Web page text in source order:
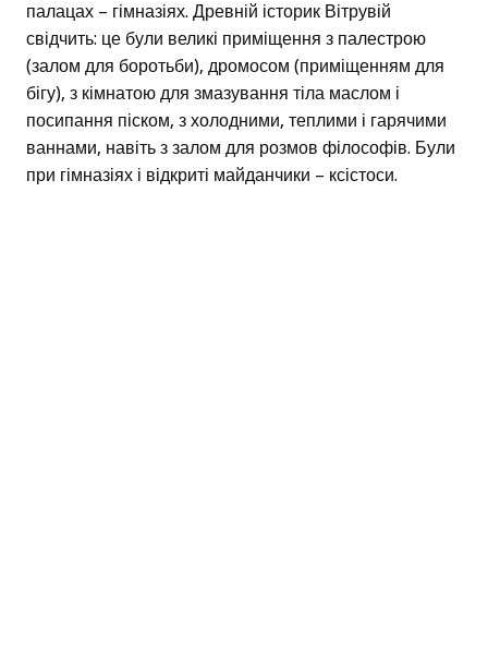
палацах – гімназіях. Древній історик Вітрувій
свідчить: це були великі приміщення з палестрою
(залом для боротьби), дромосом (приміщенням для
бігу), з кімнатою для змазування тіла маслом і
посипання піском, з холодними, теплими і гарячими
ваннами, навіть з залом для розмов філософів. Були
при гімназіях і відкриті майданчики – ксістоси.